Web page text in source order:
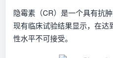
隐霉素（CR）是一个具有抗
现有临床试验结果显示，在
性水平不可接受。